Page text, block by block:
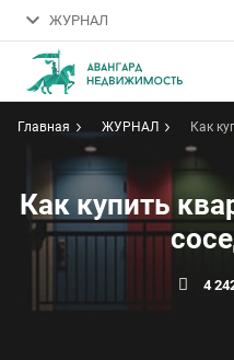
ЖУРНАЛ
Главная ЖУРНАЛ
Как
Как купить
4